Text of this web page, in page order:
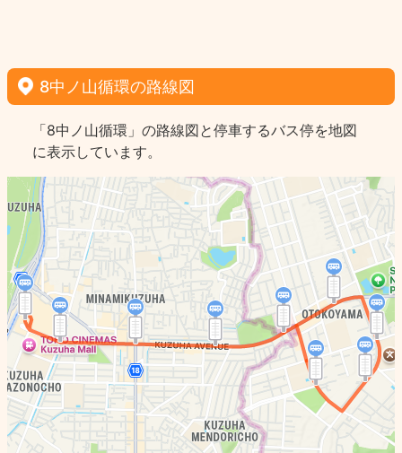
8中ノ山循環の路線図
「8中ノ山循環」の路線図と停車するバス停を地図
に表示しています。